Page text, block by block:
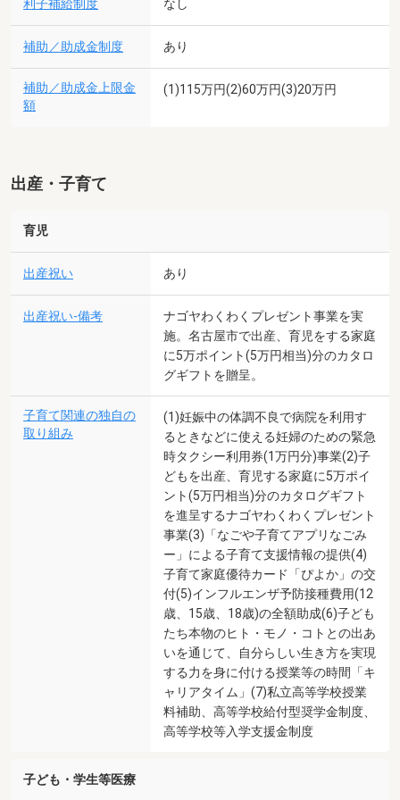
利子補給制度 なし
補助／助成金制度 あり
補助／助成金上限金
額
(1)115万円(2)60万円(3)20万円
出産・子育て
育児
出産祝い あり
出産祝い-備考
ナゴヤわくわくプレゼント事業を実
施。名古屋市で出産、育児をする家庭
に5万ポイント(5万円相当)分のカタロ
グギフトを贈呈。
子育て関連の独自の
取り組み
(1)妊娠中の体調不良で病院を利用す
るときなどに使える妊婦のための緊急
時タクシー利用券(1万円分)事業(2)子
どもを出産、育児する家庭に5万ポイ
ント(5万円相当)分のカタログギフト
を進呈するナゴヤわくわくプレゼント
事業(3)「なごや子育てアプリなごみ
ー」による子育て支援情報の提供(4)
子育て家庭優待カード「ぴよか」の交
付(5)インフルエンザ予防接種費用(12
歳、15歳、18歳)の全額助成(6)子ども
たち本物のヒト・モノ・コトとの出あ
いを通じて、自分らしい生き方を実現
する力を身に付ける授業等の時間「キ
ャリアタイム」(7)私立高等学校授業
料補助、高等学校給付型奨学金制度、
高等学校等入学支援金制度
子ども・学生等医療